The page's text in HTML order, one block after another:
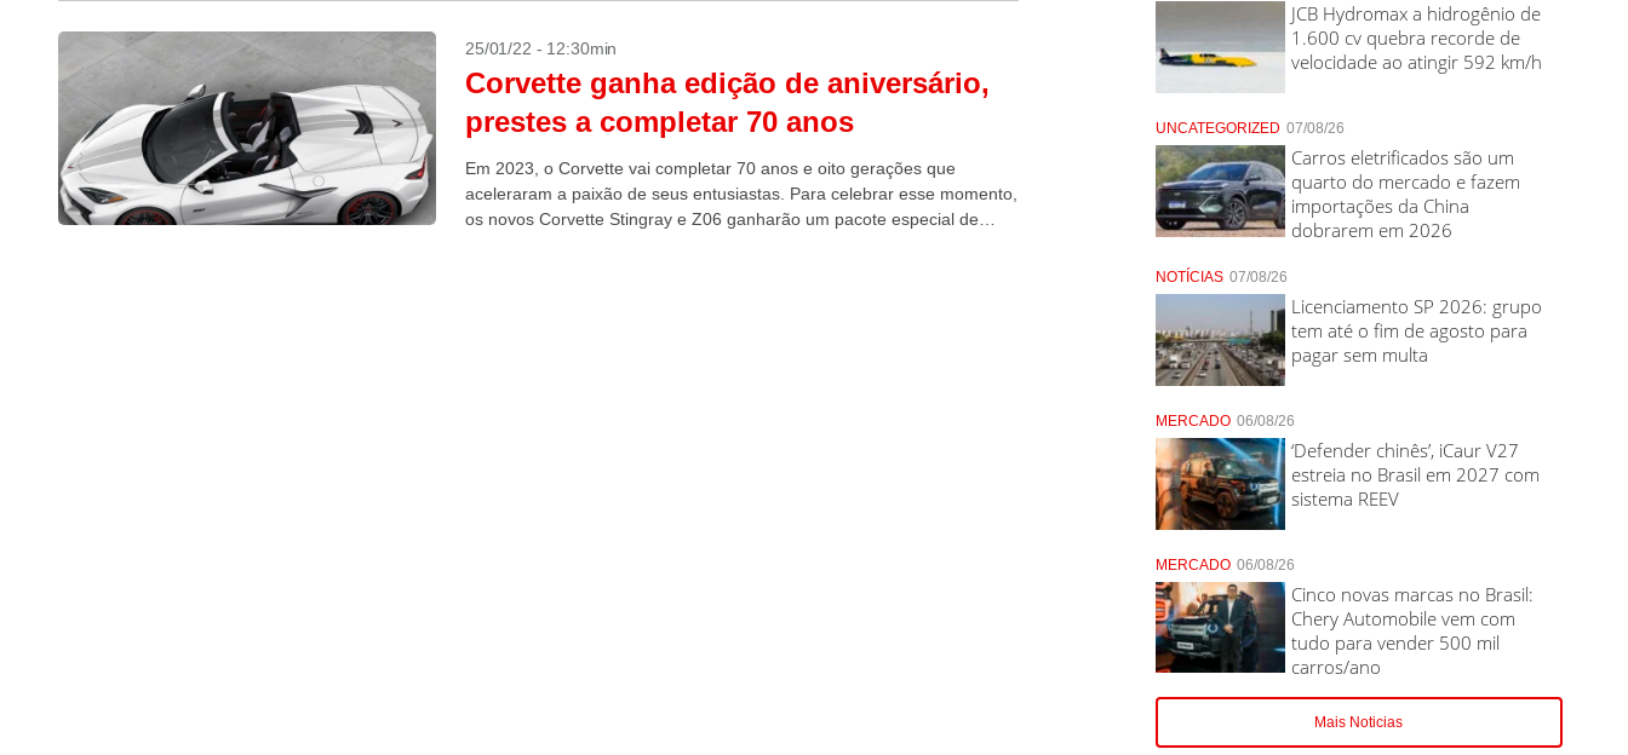
25/01/22 - 12:30min
Corvette ganha edição de aniversário,
prestes a completar 70 anos
Em 2023, o Corvette vai completar 70 anos e oito gerações que
aceleraram a paixão de seus entusiastas. Para celebrar esse momento,
os novos Corvette Stingray e Z06 ganharão um pacote especial de
JCB Hydromax a hidrogênio de
1.600 cv quebra recorde de
velocidade ao atingir 592 km/h
UNCATEGORIZED 07/08/26
Carros eletrificados são um
quarto do mercado e fazem
importações da China
dobrarem em 2026
NOTÍCIAS 07/08/26
Licenciamento SP 2026: grupo
tem até o fim de agosto para
pagar sem multa
MERCADO 06/08/26
‘Defender chinês’, iCaur V27
estreia no Brasil em 2027 com
sistema REEV
MERCADO 06/08/26
Cinco novas marcas no Brasil:
Chery Automobile vem com
tudo para vender 500 mil
carros/ano
Mais Noticias